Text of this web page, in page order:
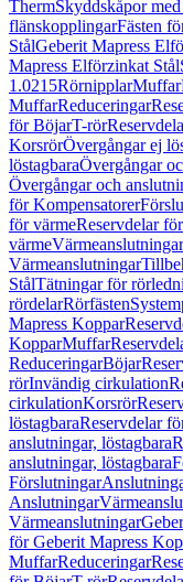
ThermSkyddskåpor
flänskopplingarFästen
StålGeberit Mapress
Mapress Elförzinkat Stål
1.0215RörnipplarMuffar
MuffarReduceringar
för BöjarT-rör
KorsrörÖvergångar ej
löstagbaraÖvergångar
Övergångar och
för Kompensatorer
för värmeReservdelar
värmeVärmeanslutningar
Värmeanslutningar
StålTätningar för
rördelarRörfästen
Mapress Koppar
KopparMuffar
ReduceringarBöjar
rörInvändig cirkulation
cirkulationKorsrör
löstagbaraReservdelar
anslutningar, löstagbara
anslutningar, löstagbara
Förslutningar
Anslutningar
Värmeanslutningar
för Geberit Mapress
MuffarReduceringar